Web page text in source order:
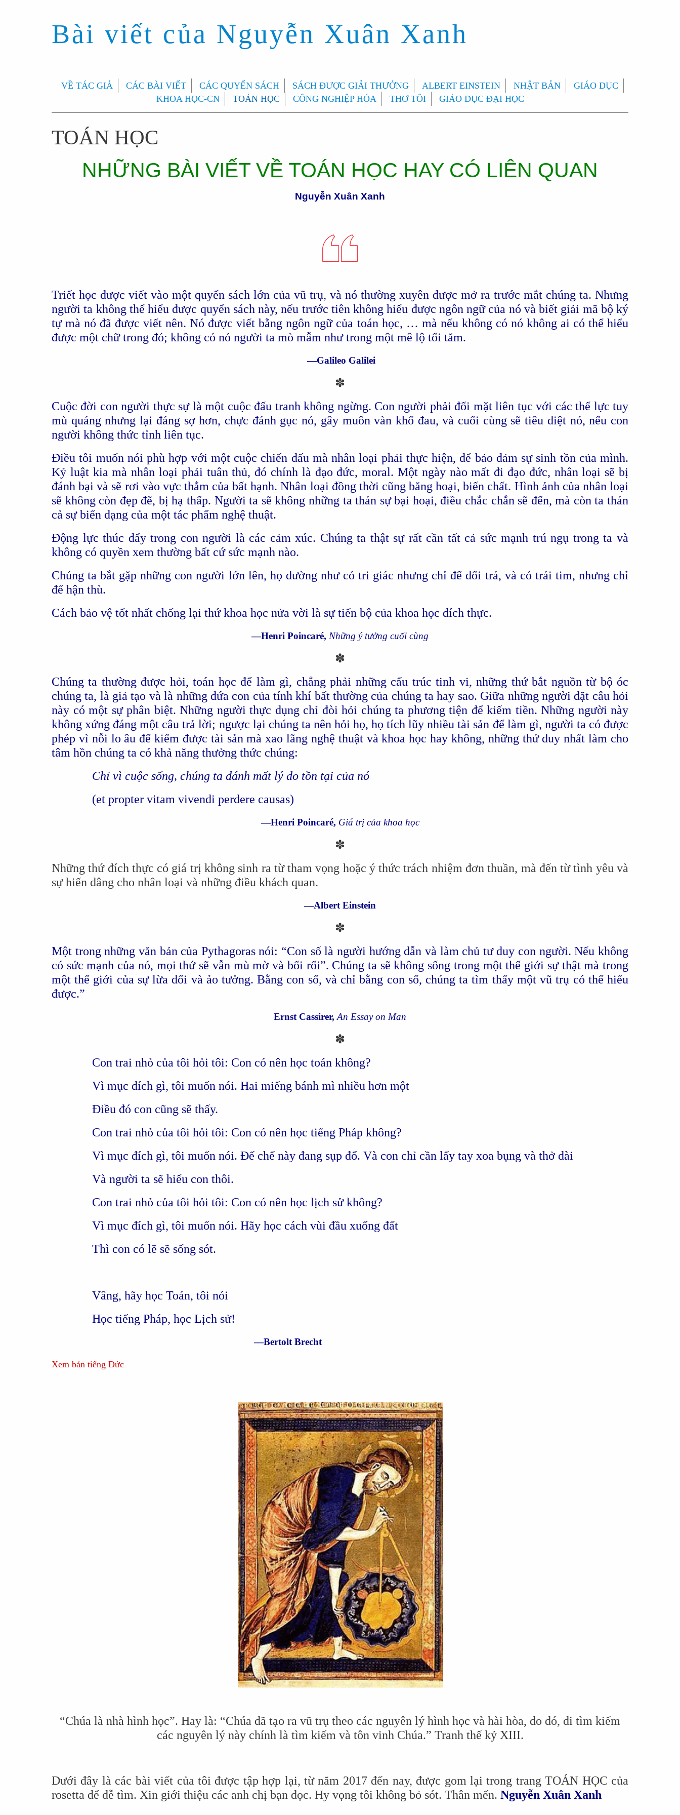
Bài viết của Nguyễn Xuân Xanh
VỀ TÁC GIẢ CÁC BÀI VIẾT CÁC QUYỂN SÁCH SÁCH ĐƯỢC GIẢI THƯỞNG ALBERT EINSTEIN NHẬT BẢN
GIÁO DỤC
KHOA HỌC-CN
TOÁN HỌC CÔNG NGHIỆP HÓA THƠ TÔI GIÁO DỤC ĐẠI HỌC
TOÁN HỌC
NHỮNG BÀI VIẾT VỀ TOÁN HỌC HAY CÓ LIÊN QUAN
Nguyễn Xuân Xanh
Triết học được viết vào một quyển sách lớn của vũ trụ, và nó thường xuyên được mở ra trước mắt chúng ta. Nhưng
người ta không thể hiểu được quyển sách này, nếu trước tiên không hiểu được ngôn ngữ của nó và biết giải mã bộ ký
tự mà nó đã được viết nên. Nó được viết bằng ngôn ngữ của toán học, … mà nếu không có nó không ai có thể hiểu
được một chữ trong đó; không có nó người ta mò mẫm như trong một mê lộ tối tăm.
—Galileo Galilei
✽
Cuộc đời con người thực sự là một cuộc đấu tranh không ngừng. Con người phải đối mặt liên tục với các thế lực tuy
mù quáng nhưng lại đáng sợ hơn, chực đánh gục nó, gây muôn vàn khổ đau, và cuối cùng sẽ tiêu diệt nó, nếu con
người không thức tỉnh liên tục.
Điều tôi muốn nói phù hợp với một cuộc chiến đấu mà nhân loại phải thực hiện, để bảo đảm sự sinh tồn của mình.
Kỷ luật kia mà nhân loại phải tuân thủ, đó chính là đạo đức, moral. Một ngày nào mất đi đạo đức, nhân loại sẽ bị
đánh bại và sẽ rơi vào vực thẳm của bất hạnh. Nhân loại đồng thời cũng băng hoại, biến chất. Hình ảnh của nhân loại
sẽ không còn đẹp đẽ, bị hạ thấp. Người ta sẽ không những ta thán sự bại hoại, điều chắc chắn sẽ đến, mà còn ta thán
cả sự biến dạng của một tác phẩm nghệ thuật.
Động lực thúc đẩy trong con người là các cảm xúc. Chúng ta thật sự rất cần tất cả sức mạnh trú ngụ trong ta và
không có quyền xem thường bất cứ sức mạnh nào.
Chúng ta bắt gặp những con người lớn lên, họ dường như có tri giác nhưng chỉ để dối trá, và có trái tim, nhưng chỉ
để hận thù.
Cách bảo vệ tốt nhất chống lại thứ khoa học nửa vời là sự tiến bộ của khoa học đích thực.
—Henri Poincaré, Những ý tưởng cuối cùng
✽
Chúng ta thường được hỏi, toán học để làm gì, chẳng phải những cấu trúc tinh vi, những thứ bắt nguồn từ bộ óc
chúng ta, là giả tạo và là những đứa con của tính khí bất thường của chúng ta hay sao. Giữa những người đặt câu hỏi
này có một sự phân biệt. Những người thực dụng chỉ đòi hỏi chúng ta phương tiện để kiếm tiền. Những người này
không xứng đáng một câu trả lời; ngược lại chúng ta nên hỏi họ, họ tích lũy nhiều tài sản để làm gì, người ta có được
phép vì nỗi lo âu để kiếm được tài sản mà xao lãng nghệ thuật và khoa học hay không, những thứ duy nhất làm cho
tâm hồn chúng ta có khả năng thưởng thức chúng:
Chỉ vì cuộc sống, chúng ta đánh mất lý do tồn tại của nó
(et propter vitam vivendi perdere causas)
—Henri Poincaré, Giá trị của khoa học
✽
Những thứ đích thực có giá trị không sinh ra từ tham vọng hoặc ý thức trách nhiệm đơn thuần, mà đến từ tình yêu và
sự hiến dâng cho nhân loại và những điều khách quan.
—Albert Einstein
✽
Một trong những văn bản của Pythagoras nói: “Con số là người hướng dẫn và làm chủ tư duy con người. Nếu không
có sức mạnh của nó, mọi thứ sẽ vẫn mù mờ và bối rối”. Chúng ta sẽ không sống trong một thế giới sự thật mà trong
một thế giới của sự lừa dối và ảo tưởng. Bằng con số, và chỉ bằng con số, chúng ta tìm thấy một vũ trụ có thể hiểu
được.”
Ernst Cassirer,An Essay on Man
✽
Con trai nhỏ của tôi hỏi tôi: Con có nên học toán không?
Vì mục đích gì, tôi muốn nói. Hai miếng bánh mì nhiều hơn một
Điều đó con cũng sẽ thấy.
Con trai nhỏ của tôi hỏi tôi: Con có nên học tiếng Pháp không?
Vì mục đích gì, tôi muốn nói. Đế chế này đang sụp đổ. Và con chỉ cần lấy tay xoa bụng và thở dài
Và người ta sẽ hiểu con thôi.
Con trai nhỏ của tôi hỏi tôi: Con có nên học lịch sử không?
Vì mục đích gì, tôi muốn nói. Hãy học cách vùi đầu xuống đất
Thì con có lẽ sẽ sống sót.
Vâng, hãy học Toán, tôi nói
Học tiếng Pháp, học Lịch sử!
—Bertolt Brecht
Xem bản tiếng Đức
“Chúa là nhà hình học”. Hay là: “Chúa đã tạo ra vũ trụ theo các nguyên lý hình học và hài hòa, do đó, đi tìm kiếm
các nguyên lý này chính là tìm kiếm và tôn vinh Chúa.” Tranh thế kỷ XIII.
Dưới đây là các bài viết của tôi được tập hợp lại, từ năm 2017 đến nay, được gom lại trong trang TOÁN HỌC của
rosetta để dễ tìm. Xin giới thiệu các anh chị bạn đọc. Hy vọng tôi không bỏ sót. Thân mến. Nguyễn Xuân Xanh